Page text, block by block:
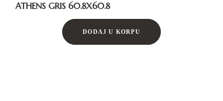
ATHENS GRIS 60.8X60.8
DODAJ U KORPU